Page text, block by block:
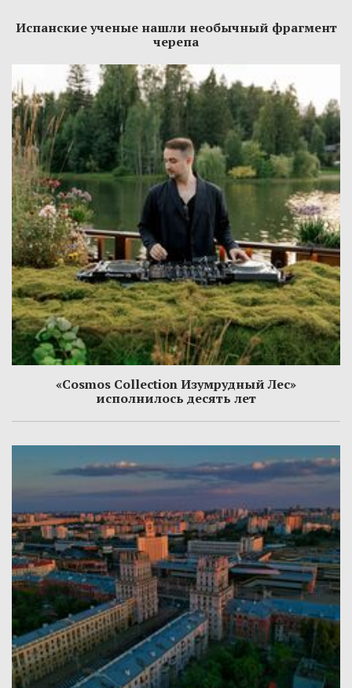
Испанские ученые нашли необычный фрагмент
черепа
«Cosmos Collection Изумрудный Лес»
исполнилось десять лет